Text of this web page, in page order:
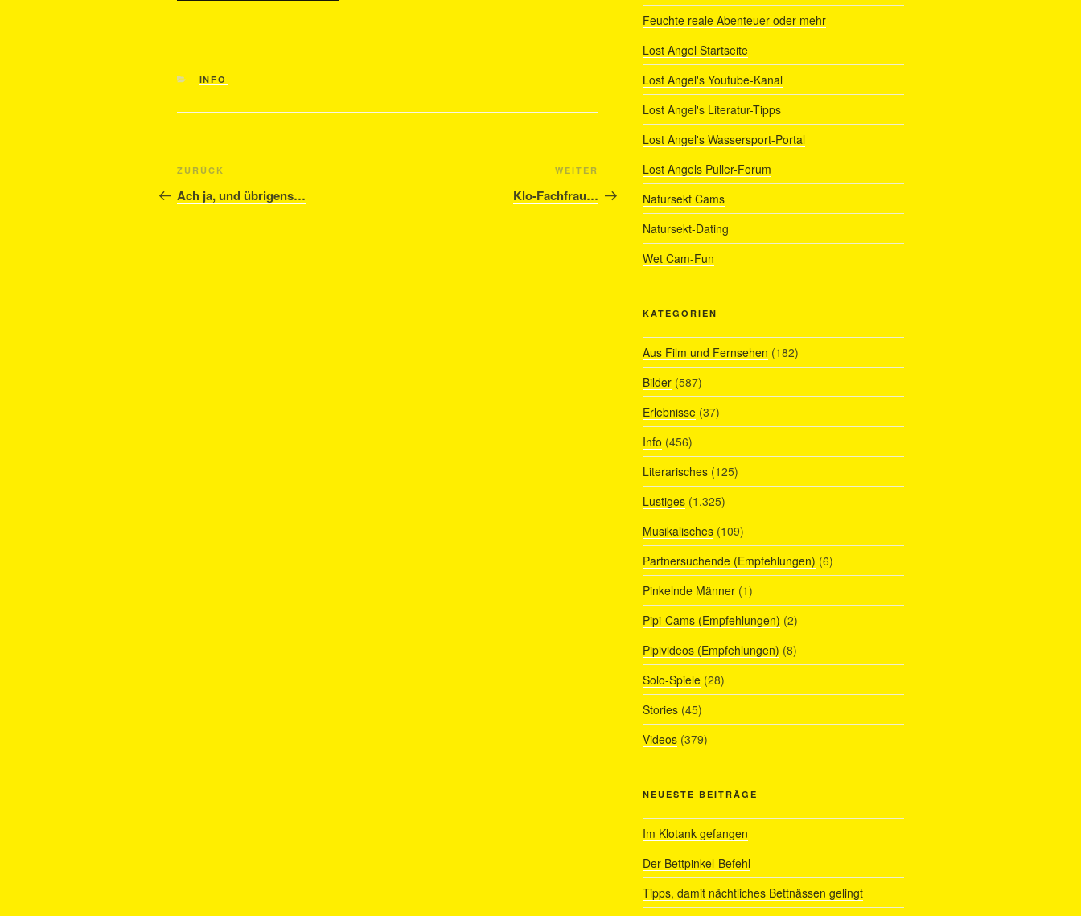
KATEGORIEN
INFO
Beitragsnavigation
Vorheriger
Beitrag
ZURÜCK
Ach ja, und übrigens…
Nächster
Beitrag
WEITER
Klo-Fachfrau…
Feuchte reale Abenteuer oder mehr
Lost Angel Startseite
Lost Angel's Youtube-Kanal
Lost Angel's Literatur-Tipps
Lost Angel's Wassersport-Portal
Lost Angels Puller-Forum
Natursekt Cams
Natursekt-Dating
Wet Cam-Fun
KATEGORIEN
Aus Film und Fernsehen (182)
Bilder(587)
Erlebnisse(37)
Info (456)
Literarisches(125)
Lustiges(1.325)
Musikalisches(109)
Partnersuchende (Empfehlungen) (6)
Pinkelnde Männer(1)
Pipi-Cams (Empfehlungen) (2)
Pipivideos (Empfehlungen) (8)
Solo-Spiele(28)
Stories(45)
Videos(379)
NEUESTE BEITRÄGE
Im Klotank gefangen
Der Bettpinkel-Befehl
Tipps, damit nächtliches Bettnässen gelingt